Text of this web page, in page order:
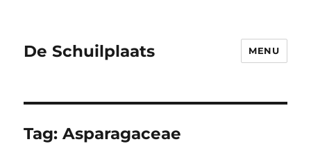
De Schuilplaats MENU
Tag:Asparagaceae